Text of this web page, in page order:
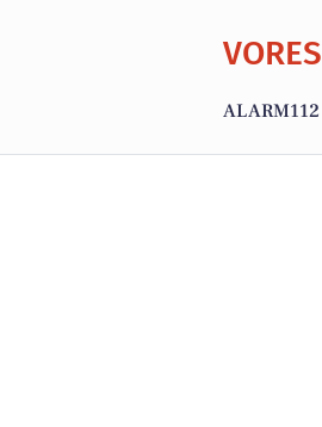
VORES
ALARM112